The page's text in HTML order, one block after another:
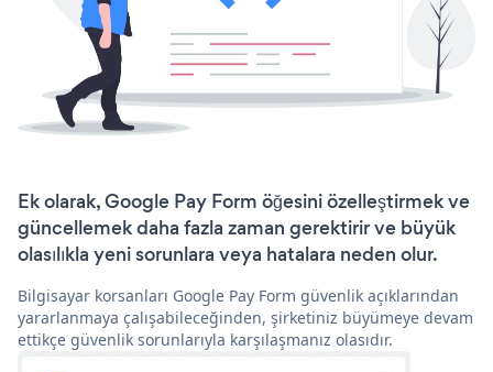
Ek olarak, Google Pay Form öğesini özelleştirmek ve
güncellemek daha fazla zaman gerektirir ve büyük
olasılıkla yeni sorunlara veya hatalara neden olur.
Bilgisayar korsanları Google Pay Form güvenlik açıklarından
yararlanmaya çalışabileceğinden, şirketiniz büyümeye devam
ettikçe güvenlik sorunlarıyla karşılaşmanız olasıdır.